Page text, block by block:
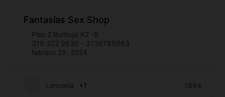
Fantasías Sex Shop
Piso 2 Burbuja K2 -9
319 322 9936 - 3138785663
febrero 29, 2024
Lencería +1 1694